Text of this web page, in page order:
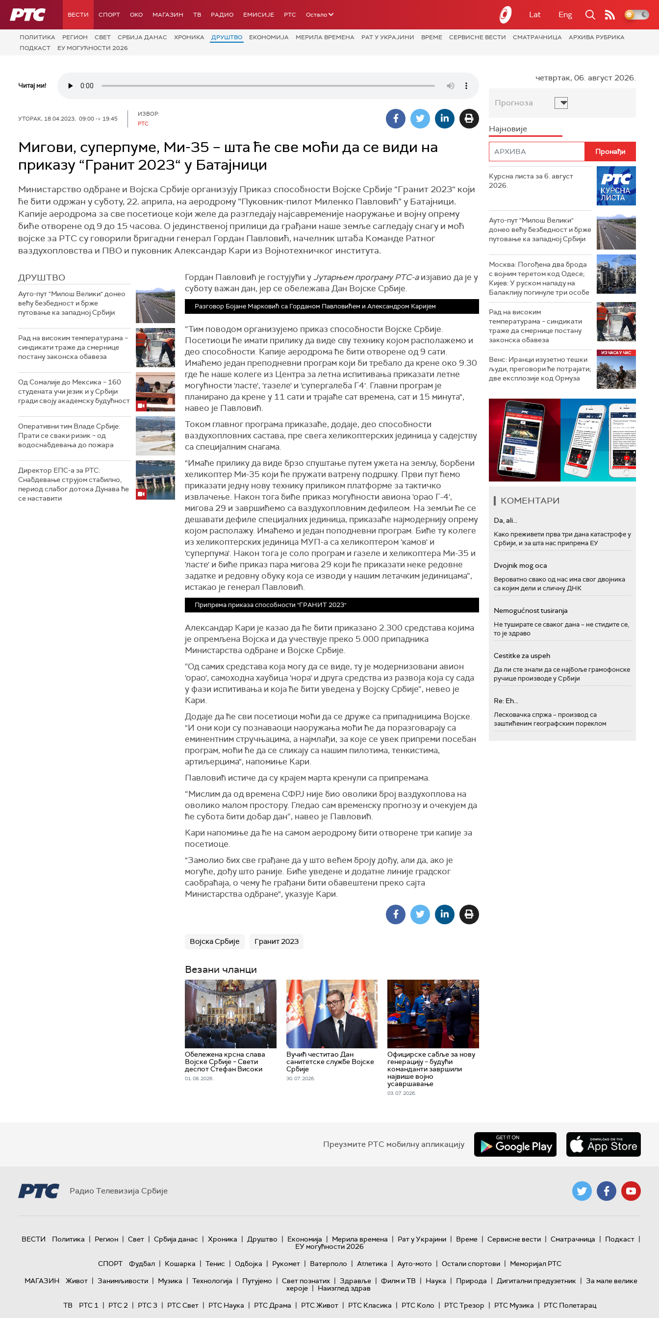
РТС ВЕСТИ СПОРТ OKO МАГАЗИН ТВ РАДИО ЕМИСИЈЕ РТС Остало Lat Eng
ПОЛИТИКА РЕГИОН СВЕТ СРБИЈА ДАНАС ХРОНИКА ДРУШТВО ЕКОНОМИЈА МЕРИЛА ВРЕМЕНА РАТ У УКРАЈИНИ ВРЕМЕ СЕРВИСНЕ ВЕСТИ СМАТРАЧНИЦА
АРХИВА РУБРИКА
ПОДКАСТ
ЕУ МОГУЋНОСТИ 2026
Читај ми!
УТОРАК, 18.04.2023, 09:00 -> 19:45
ИЗВОР:
РТС
Мигови, суперпуме, Ми-35 – шта ће све моћи да се види на
приказу “Гранит 2023“ у Батајници
Министарство одбране и Војска Србије организују Приказ способности Војске Србије “Гранит 2023“ који
ће бити одржан у суботу, 22. априла, на аеродрому ”Пуковник-пилот Миленко Павловић” у Батајници.
Капије аеродрома за све посетиоце који желе да разгледају најсавременије наоружање и војну опрему
биће отворене од 9 до 15 часова. О јединственој прилици да грађани наше земље сагледају снагу и моћ
војске за РТС су говорили бригадни генерал Гордан Павловић, начелник штаба Команде Ратног
ваздухопловства и ПВО и пуковник Александар Кари из Војнотехничког института.
ДРУШТВО
Ауто-пут "Милош Велики" донео
већу безбедност и брже
путовање ка западној Србији
Рад на високим температурама –
синдикати траже да смернице
постану законска обавеза
Од Сомалије до Мексика – 160
студената учи језик и у Србији
гради своју академску будућност
Оперативни тим Владе Србије:
Прати се сваки ризик – од
водоснабдевања до пожара
Директор ЕПС-а за РТС:
Снабдевање струјом стабилно,
период слабог дотока Дунава ће
се наставити
Гордан Павловић је гостујући у Јутарњем програму РТС-аизјавио да је у
суботу важан дан, јер се обележава Дан Војске Србије.
Разговор Бојане Марковић са Горданом Павловићем и Александром Каријем
“Тим поводом организујемо приказ способности Војске Србије.
Посетиоци ће имати прилику да виде сву технику којом располажемо и
део способности. Капије аеродрома ће бити отворене од 9 сати.
Имаћемо један преподневни програм који би требало да крене око 9.30
где ће наше колеге из Центра за летна испитивања приказати летне
могућности 'ласте', 'газеле' и 'супергалеба Г4'. Главни програм је
планирано да крене у 11 сати и трајаће сат времена, сат и 15 минута",
навео је Павловић.
Током главног програма приказаће, додаје, део способности
ваздухопловних састава, пре свега хеликоптерских јединица у садејству
са специјалним снагама.
"Имаће прилику да виде брзо спуштање путем ужета на земљу, борбени
хеликоптер Ми-35 који ће пружати ватрену подршку. Први пут ћемо
приказати једну нову технику приликом платформе за тактичко
извлачење. Након тога биће приказ могућности авиона 'орао Г-4',
мигова 29 и завршићемо са ваздухопловним дефилеом. На земљи ће се
дешавати дефиле специјалних јединица, приказаће најмодернију опрему
којом располажу. Имаћемо и један поподневни програм. Биће ту колеге
из хеликоптерских јединица МУП-а са хеликоптером 'камов' и
'суперпума'. Након тога је соло програм и газеле и хеликоптера Ми-35 и
'ласте' и биће приказ пара мигова 29 који ће приказати неке редовне
задатке и редовну обуку која се изводи у нашим летачким јединицама“,
истакао је генерал Павловић.
Припрема приказа способности "ГРАНИТ 2023"
Александар Кари је казао да ће бити приказано 2.300 средстава којима
је опремљена Војска и да учествује преко 5.000 припадника
Министарства одбране и Војске Србије.
“Од самих средстава која могу да се виде, ту је модернизовани авион
'орао', самоходна хаубица 'нора' и друга средства из развоја која су сада
у фази испитивања и која ће бити уведена у Војску Србије“, невео је
Кари.
Додаје да ће сви посетиоци моћи да се друже са припадницима Војске.
"И они који су познаваоци наоружања моћи ће да поразговарају са
еминентним стручњацима, а најмлађи, за које се увек припреми посебан
програм, моћи ће да се сликају са нашим пилотима, тенкистима,
артиљерцима", напомиње Кари.
Павловић истиче да су крајем марта кренули са припремама.
“Мислим да од времена СФРЈ није био оволики број ваздухоплова на
оволико малом простору. Гледао сам временску прогнозу и очекујем да
ће субота бити добар дан“, навео је Павловић.
Кари напомиње да ће на самом аеродрому бити отворене три капије за
посетиоце.
"Замолио бих све грађане да у што већем броју дођу, али да, ако је
могуће, дођу што раније. Биће уведене и додатне линије градског
саобраћаја, о чему ће грађани бити обавештени преко сајта
Министарства одбране", указује Кари.
Војска Србије Гранит 2023
Везани чланци
Обележена крсна слава
Војске Србије – Свети
деспот Стефан Високи
01. 08. 2026.
Вучић честитао Дан
санитетске службе Војске
Србије
30. 07. 2026.
Официрске сабље за нову
генерацију – будући
команданти завршили
највише војно
усавршавање
03. 07. 2026.
четвртак, 06. август 2026.
Прогноза
Најновије
Курсна листа за 6. август
2026.
Ауто-пут "Милош Велики"
донео већу безбедност и брже
путовање ка западној Србији
Москва: Погођена два брода
с војним теретом код Одесе;
Кијев: У руском нападу на
Балаклију погинуле три особе
Рад на високим
температурама – синдикати
траже да смернице постану
законска обавеза
Венс: Иранци изузетно тешки
људи, преговори ће потрајати;
две експлозије код Ормуза
КОМЕНТАРИ
Da, ali...
Како преживети прва три дана катастрофе у
Србији, и за шта нас припрема ЕУ
Dvojnik mog oca
Вероватно свако од нас има свог двојника
са којим дели и сличну ДНК
Nemogućnost tusiranja
Не туширате се сваког дана – не стидите се,
то је здраво
Cestitke za uspeh
Да ли сте знали да се најбоље грамофонске
ручице производе у Србији
Re: Eh...
Лесковачка спржа – производ са
заштићеним географским пореклом
Преузмите РТС мобилну апликацију
Радио Телевизија Србије
ВЕСТИ Политика | Регион | Свет | Србија данас | Хроника | Друштво | Економија | Мерила времена | Рат у Украјини | Време | Сервисне вести | Сматрачница | Подкаст |
ЕУ могућности 2026
СПОРТ
Фудбал | Кошарка | Тенис | Одбојка | Рукомет | Ватерполо | Атлетика | Ауто-мото | Остали спортови | Меморијал РТС
МАГАЗИН
Живот | Занимљивости | Музика | Технологијa | Путујемо | Свет познатих | Здравље | Филм и ТВ | Наука | Природа | Дигитални предузетник | За мале велике
хероје | Наизглед здрав
ТВ
РТС 1 | РТС 2 | РТС 3 | РТС Свет | РТС Наука | РТС Драма | РТС Живот | РТС Класика | РТС Коло | РТС Трезор | РТС Музика | РТС Полетарац